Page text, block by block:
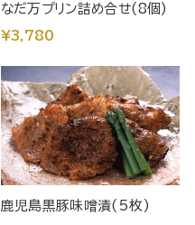
なだ万プリン詰め合せ(8個)
¥3,780
鹿児島黒豚味噌漬(5枚)